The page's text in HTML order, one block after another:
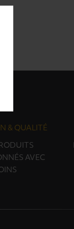
& QUALITÉ
AVEC